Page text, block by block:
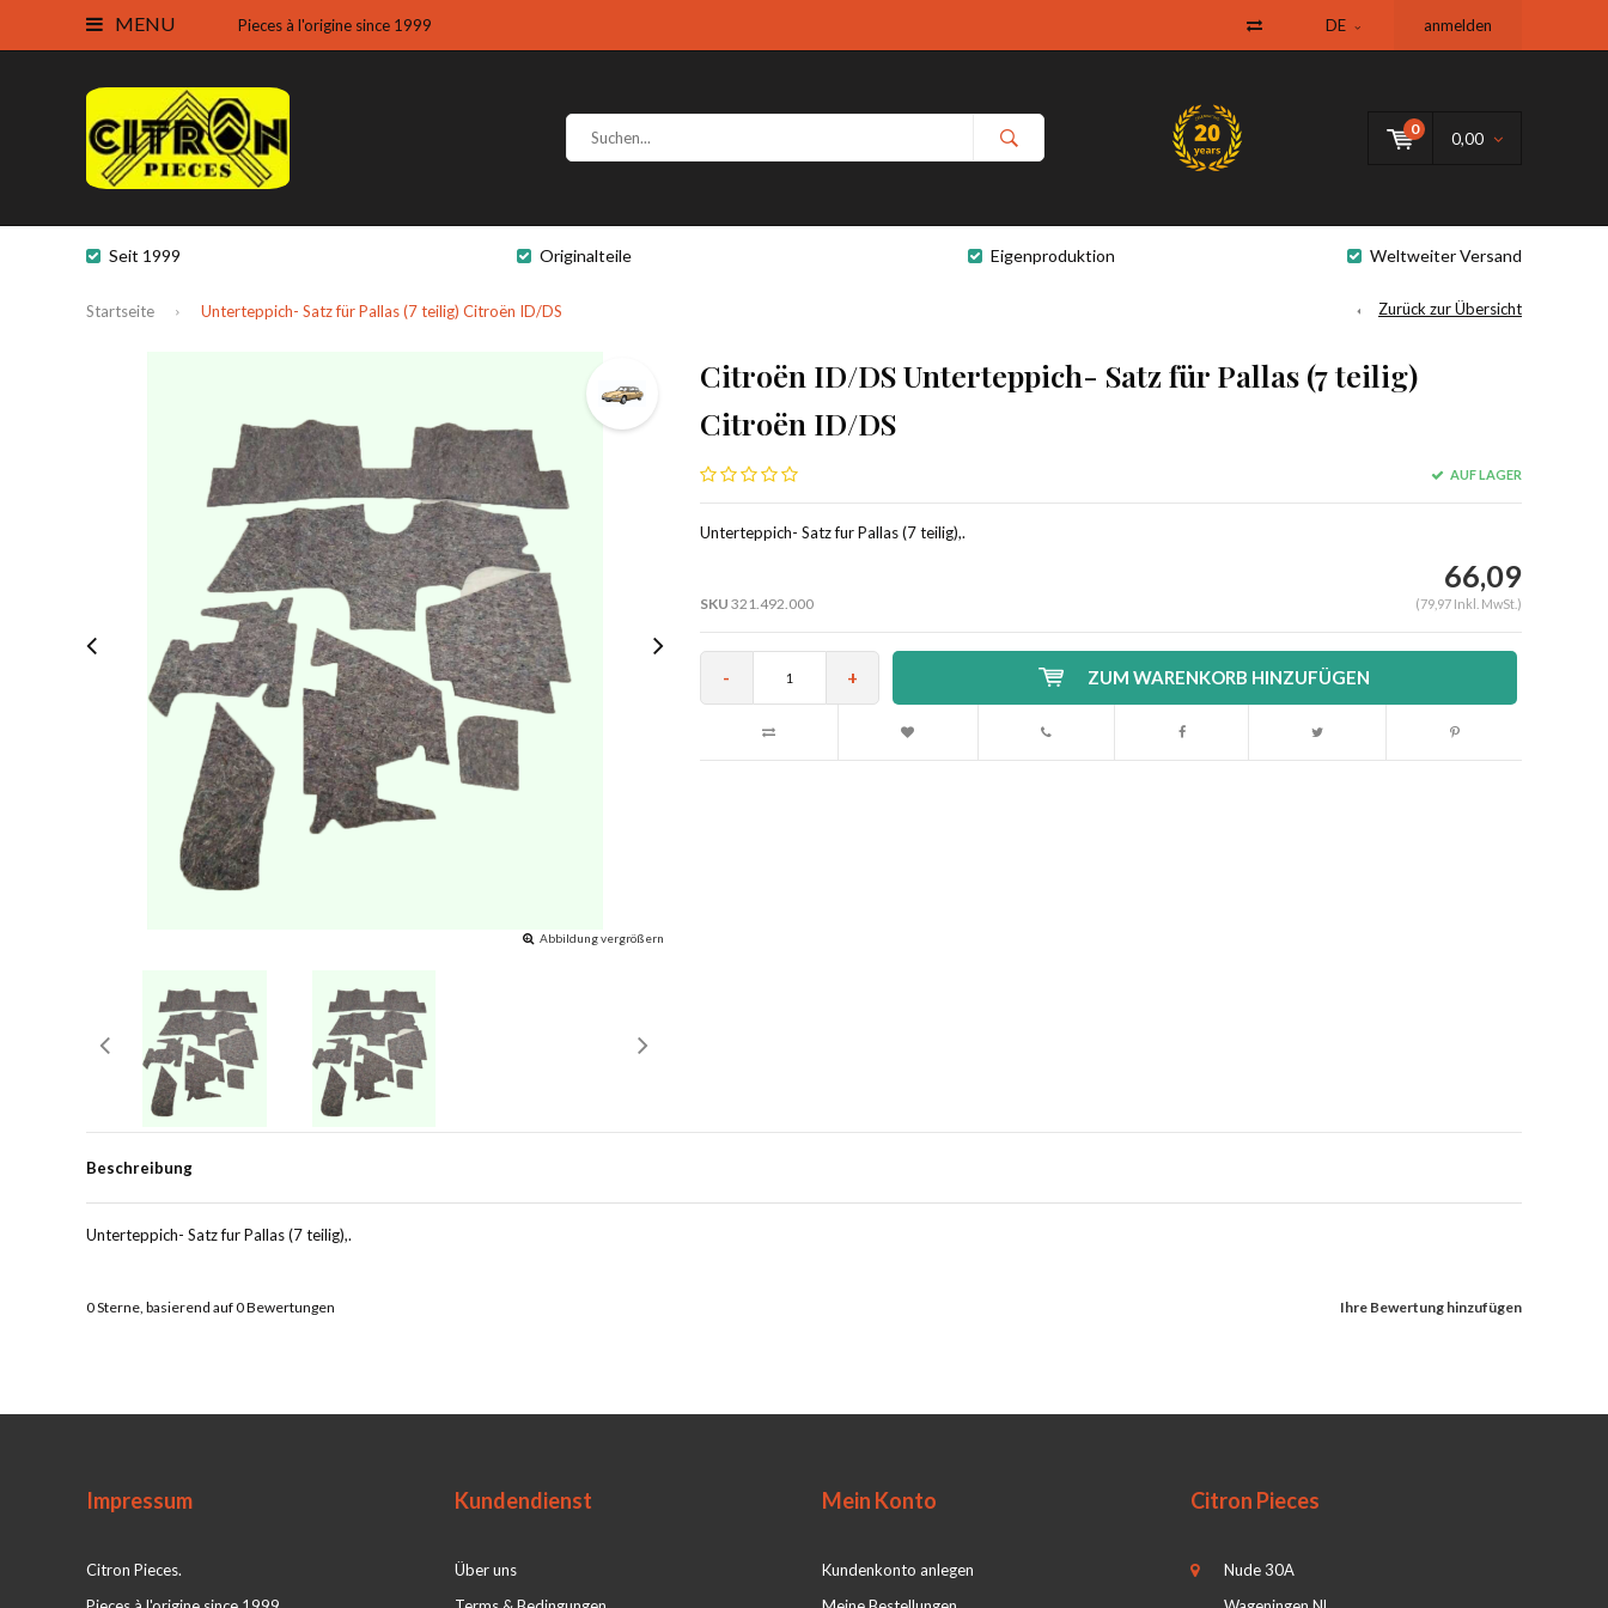
MENU Pieces à l'origine since 1999 DE anmelden
0
0,00
Seit 1999 Originalteile Eigenproduktion Weltweiter Versand
Startseite Unterteppich- Satz für Pallas (7 teilig) Citroën ID/DS Zurück zur Übersicht
Abbildung vergrößern
Citroën ID/DS Unterteppich- Satz für Pallas (7 teilig)
Citroën ID/DS
AUF LAGER
Unterteppich- Satz fur Pallas (7 teilig),.
SKU 321.492.000
66,09
(79,97 Inkl. MwSt.)
- + ZUM WARENKORB HINZUFÜGEN
Beschreibung
Unterteppich- Satz fur Pallas (7 teilig),.
Ihre Bewertung hinzufügen
0Sterne, basierend auf0Bewertungen
Impressum
Citron Pieces.
Kundendienst
Über uns
Mein Konto
Kundenkonto anlegen
Citron Pieces
Nude 30A